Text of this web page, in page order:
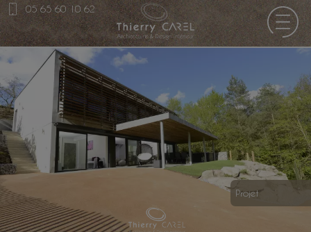
05 65 60 10 62
Projet